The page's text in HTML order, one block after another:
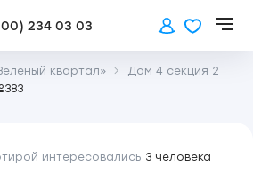
234 03 03
квартал»
Дом 4 секция 2
интересовались 3 человека